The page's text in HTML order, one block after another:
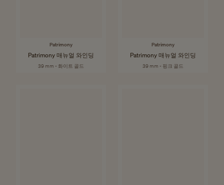
Patrimony
Patrimony 매뉴얼 와인딩
39 mm - 화이트 골드
Patrimony
Patrimony 매뉴얼 와인딩
39 mm - 핑크 골드